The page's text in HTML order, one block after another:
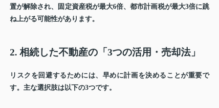
置が解除され、
固定資産税が最大6倍、都市計画税が最大3倍に跳
ね上がる可能性があります。
2. 相続した不動産の「3つの活用・売却法」
リスクを回避するためには、早めに計画を決めることが重要で
す。主な選択肢は以下の3つです。